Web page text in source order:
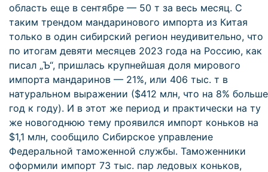
область еще в сентябре — 50 т за весь месяц. С
таким трендом мандаринового импорта из Китая
только в один сибирский регион неудивительно, что
по итогам девяти месяцев 2023 года на Россию, как
писал „Ъ“, пришлась крупнейшая доля мирового
импорта мандаринов — 21%, или 406 тыс. т в
натуральном выражении ($412 млн, что на 8% больше
год к году). И в этот же период и практически на ту
же новогоднюю тему проявился импорт коньков на
$1,1 млн, сообщило Сибирское управление
Федеральной таможенной службы. Таможенники
оформили импорт 73 тыс. пар ледовых коньков,